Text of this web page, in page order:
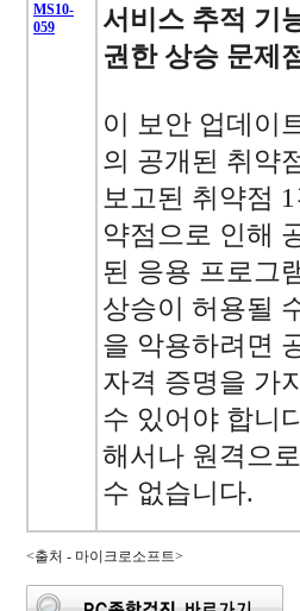
MS10-
059
서비스 추적 기
권한 상승 문제
이 보안 업데이
의 공개된 취약
보고된 취약점
약점으로 인해
된 응용 프로그
상승이 허용될
을 악용하려면
자격 증명을 가
수 있어야 합니
해서나 원격으
수 없습니다.
<출처 - 마이크로소프트>